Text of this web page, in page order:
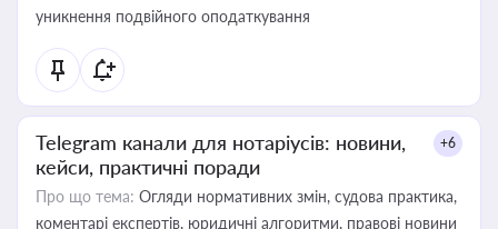
уникнення подвійного оподаткування
Telegram канали для нотаріусів: новини,
кейси, практичні поради
+6
Про що тема: Огляди нормативних змін, судова практика,
коментарі експертів, юридичні алгоритми, правові новини